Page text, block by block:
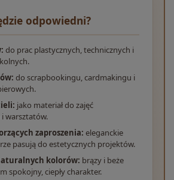
odpowiedni?
do prac plastycznych, technicznych i
do scrapbookingu, cardmakingu i
jako materiał do zajęć
warsztatów.
zaproszenia: eleganckie
pasują do estetycznych projektów.
kolorów: brązy i beże
spokojny, ciepły charakter.